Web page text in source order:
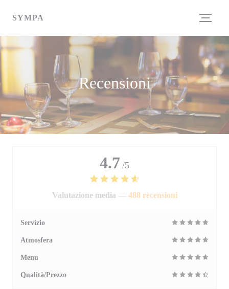
SYMPA
Recensioni
4.7 /5
Valutazione media — 488 recensioni
Servizio
Atmosfera
Menu
Qualità/Prezzo